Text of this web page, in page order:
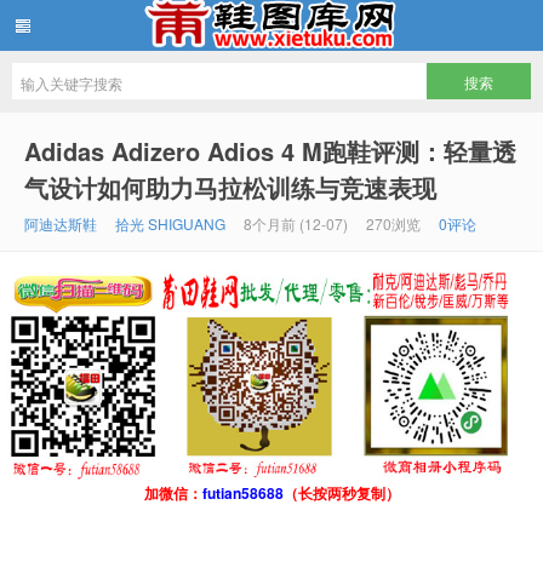
Adidas Adizero Adios 4 M跑鞋评测：轻量透
气设计如何助力马拉松训练与竞速表现
阿迪达斯鞋 拾光 SHIGUANG 8个月前 (12-07) 270浏览 0评论
加微信： futian58688（长按两秒复制）